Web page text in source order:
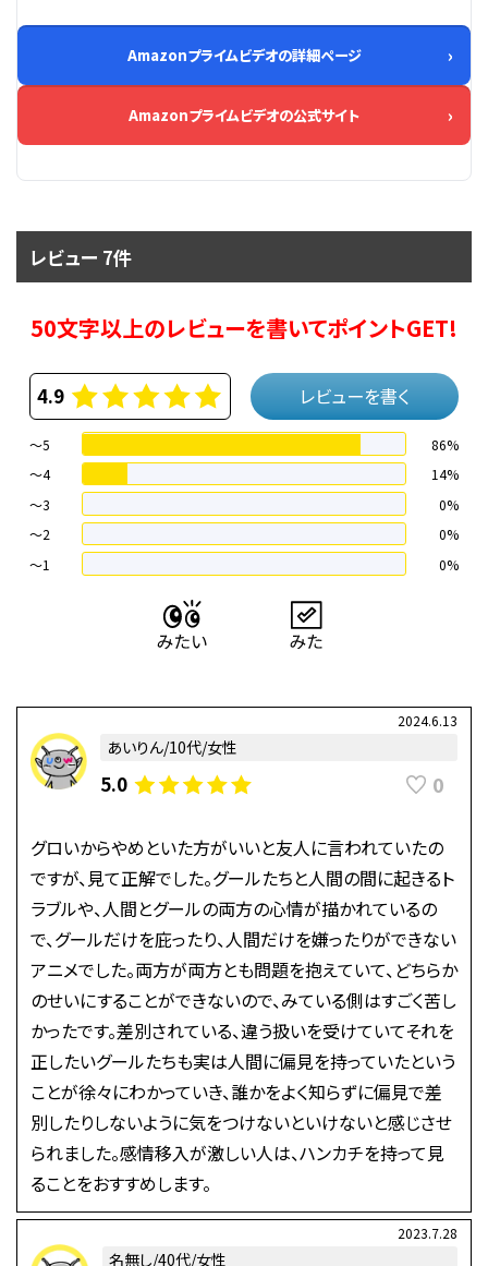
Amazonプライムビデオの詳細ページ
Amazonプライムビデオの公式サイト
レビュー 7件
50文字以上のレビューを書いてポイントGET!
4.9 レビューを書く
～5
86%
～4
14%
〜3
0%
〜2
0%
〜1
0%
2024.6.13
あいりん/10代/女性
5.0 0
グロいからやめといた方がいいと友人に言われていたの
ですが、見て正解でした。グールたちと人間の間に起きるト
ラブルや、人間とグールの両方の心情が描かれているの
で、グールだけを庇ったり、人間だけを嫌ったりができない
アニメでした。両方が両方とも問題を抱えていて、どちらか
のせいにすることができないので、みている側はすごく苦し
かったです。差別されている、違う扱いを受けていてそれを
正したいグールたちも実は人間に偏見を持っていたという
ことが徐々にわかっていき、誰かをよく知らずに偏見で差
別したりしないように気をつけないといけないと感じさせ
られました。感情移入が激しい人は、ハンカチを持って見
ることをおすすめします。
2023.7.28
名無し/40代/女性